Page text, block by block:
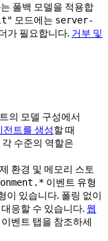
폴백 모델을 적용합
모드에는 server-
가 필요합니다. 거부 및
의 모델 구성에서
전트를 생성할 때
수준의 역할은
환경 및 메모리 스토
이벤트 유형
이 있습니다. 폴링 없이
응할 수 있습니다. 웹
벤트 탭을 참조하세